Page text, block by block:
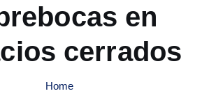
en
cerrados
Home